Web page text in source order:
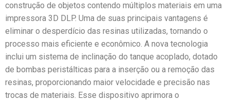
construção de objetos contendo múltiplos materiais em uma
impressora 3D DLP. Uma de suas principais vantagens é
eliminar o desperdício das resinas utilizadas, tornando o
processo mais eficiente e econômico. A nova tecnologia
inclui um sistema de inclinação do tanque acoplado, dotado
de bombas peristálticas para a inserção ou a remoção das
resinas, proporcionando maior velocidade e precisão nas
trocas de materiais. Esse dispositivo aprimora o